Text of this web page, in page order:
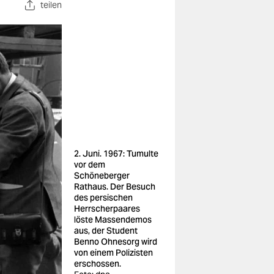
teilen
2. Juni. 1967: Tumulte
vor dem
Schöneberger
Rathaus. Der Besuch
des persischen
Herrscherpaares
löste Massendemos
aus, der Student
Benno Ohnesorg wird
von einem Polizisten
erschossen.